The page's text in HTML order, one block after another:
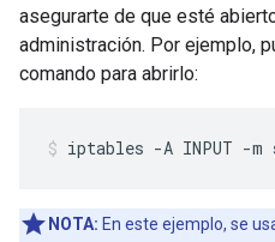
asegurarte de que esté
administración. Por ejemplo,
comando para abrirlo:
iptables -A INPUT -
NOTA: En este ejemplo, se